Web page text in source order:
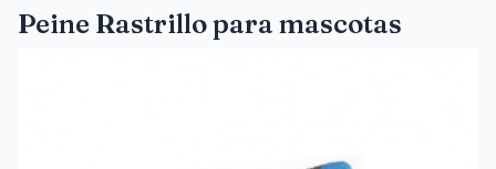
Peine Rastrillo para mascotas